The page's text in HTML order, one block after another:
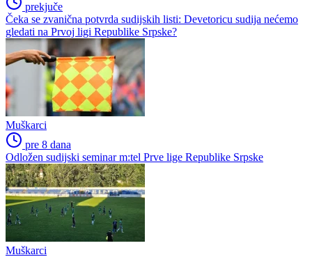
prekjuče
Čeka se zvanična potvrda sudijskih listi: Devetoricu sudija nećemo
gledati na Prvoj ligi Republike Srpske?
Muškarci
pre 8 dana
Odložen sudijski seminar m:tel Prve lige Republike Srpske
Muškarci